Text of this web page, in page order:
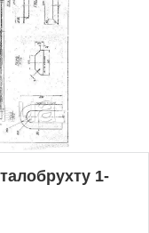
1-